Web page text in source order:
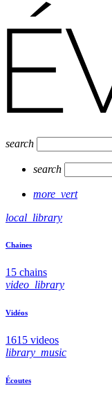
search
search
more_vert
local_library
Chaines
15 chains
video_library
Vidéos
1615 videos
library_music
Écoutes